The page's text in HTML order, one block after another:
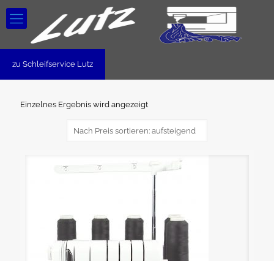
zu Schleifservice Lutz
Einzelnes Ergebnis wird angezeigt